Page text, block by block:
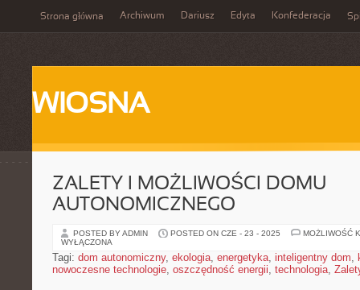
Strona główna Archiwum Dariusz Edyta Konfederacja
WIOSNA
ZALETY I MOŻLIWOŚCI DOMU
AUTONOMICZNEGO
POSTED BY ADMIN POSTED ON CZE - 23 - 2025
MOŻLIWOŚĆ
WYŁĄCZONA
Tagi: dom autonomiczny, ekologia, energetyka, inteligentny dom,
nowoczesne technologie, oszczędność energii, technologia,